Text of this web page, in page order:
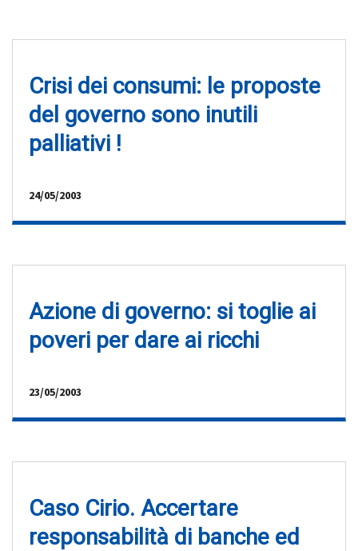
Crisi dei consumi: le proposte
del governo sono inutili
palliativi !
24/05/2003
Azione di governo: si toglie ai
poveri per dare ai ricchi
23/05/2003
Caso Cirio. Accertare
responsabilità di banche ed